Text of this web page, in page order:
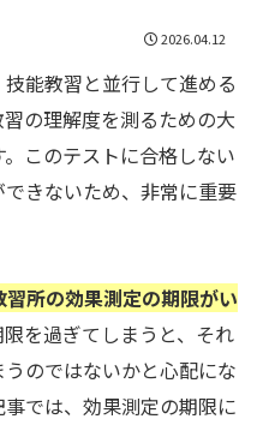
2026.04.12
能教習と並行して進める
の理解度を測るための大
このテストに合格しない
きないため、非常に重要
習所の効果測定の期限がい
を過ぎてしまうと、それ
のではないかと心配にな
では、効果測定の期限に